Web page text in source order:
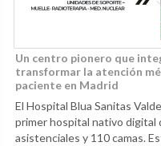
Un centro pionero que
transformar la atención
paciente en Madrid
El Hospital Blua Sanitas
primer hospital nativo digital
asistenciales y 110 camas.